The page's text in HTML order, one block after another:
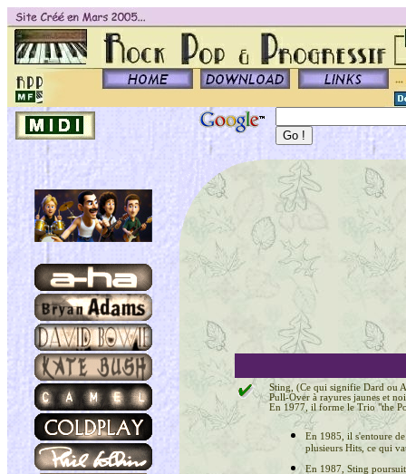
Sting, (Ce qui signifie Dard ou
Pull-Over à rayures jaunes et
En 1977, il forme le Trio "the
En 1985, il s'entoure
plusieurs Hits, ce qui
En 1987, Sting